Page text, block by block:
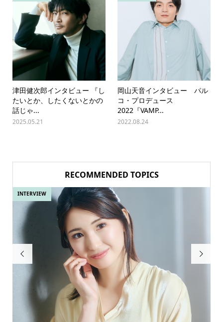
津田健次郎インタビュー 『し
たいとか、したくないとかの
話じゃ...
2025.05.21
岡山天音インタビュー パル
コ・プロデュース
2022『VAMP...
2022.08.24
RECOMMENDED TOPICS

INTERVIEW
